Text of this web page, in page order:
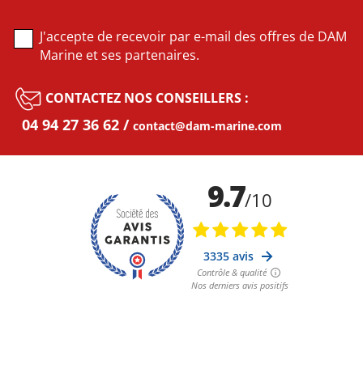
J'accepte de recevoir par e-mail des offres de DAM
Marine et ses partenaires.
CONTACTEZ NOS CONSEILLERS :
04 94 27 36 62 contact@dam-marine.com